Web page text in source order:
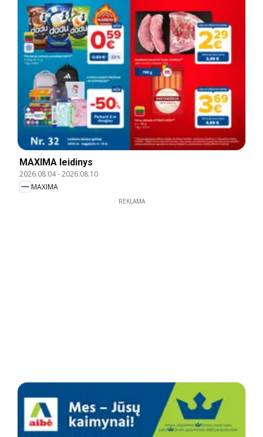
MAXIMA leidinys
2026.08.04-2026.08.10
MAXIMA
REKLAMA